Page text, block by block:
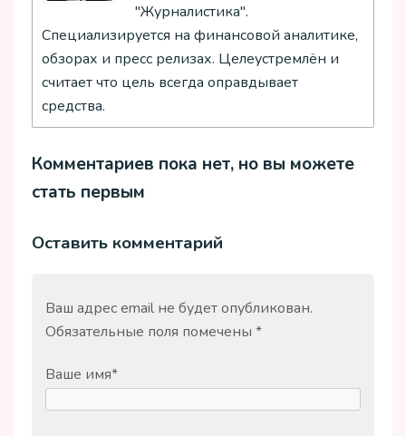
"Журналистика".
Специализируется на финансовой аналитике,
обзорах и пресс релизах. Целеустремлён и
считает что цель всегда оправдывает
средства.
Комментариев пока нет, но вы можете
стать первым
Оставить комментарий
Ваш адрес email не будет опубликован.
Обязательные поля помечены *
Ваше имя*